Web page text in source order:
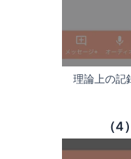
理論上の記
（